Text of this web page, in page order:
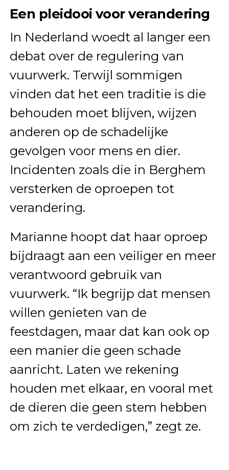
Een pleidooi voor verandering
In Nederland woedt al langer een
debat over de regulering van
vuurwerk. Terwijl sommigen
vinden dat het een traditie is die
behouden moet blijven, wijzen
anderen op de schadelijke
gevolgen voor mens en dier.
Incidenten zoals die in Berghem
versterken de oproepen tot
verandering.
Marianne hoopt dat haar oproep
bijdraagt aan een veiliger en meer
verantwoord gebruik van
vuurwerk. “Ik begrijp dat mensen
willen genieten van de
feestdagen, maar dat kan ook op
een manier die geen schade
aanricht. Laten we rekening
houden met elkaar, en vooral met
de dieren die geen stem hebben
om zich te verdedigen,” zegt ze.